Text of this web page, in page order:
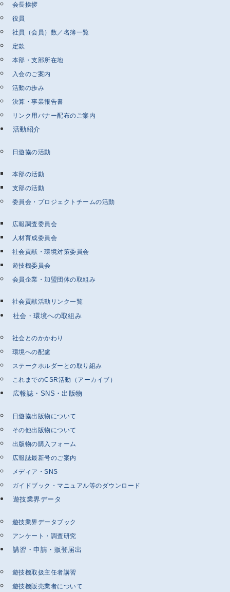
会長挨拶
役員
社員（会員）数／名簿一覧
定款
本部・支部所在地
入会のご案内
活動の歩み
決算・事業報告書
リンク用バナー配布のご案内
活動紹介
日遊協の活動
本部の活動
支部の活動
委員会・プロジェクトチームの活動
広報調査委員会
人材育成委員会
社会貢献・環境対策委員会
遊技機委員会
会員企業・加盟団体の取組み
社会貢献活動リンク一覧
社会・環境への取組み
社会とのかかわり
環境への配慮
ステークホルダーとの取り組み
これまでのCSR活動（アーカイブ）
広報誌・SNS・出版物
日遊協出版物について
その他出版物について
出版物の購入フォーム
広報誌最新号のご案内
メディア・SNS
ガイドブック・マニュアル等のダウンロード
遊技業界データ
遊技業界データブック
アンケート・調査研究
講習・申請・販登届出
遊技機取扱主任者講習
遊技機販売業者について